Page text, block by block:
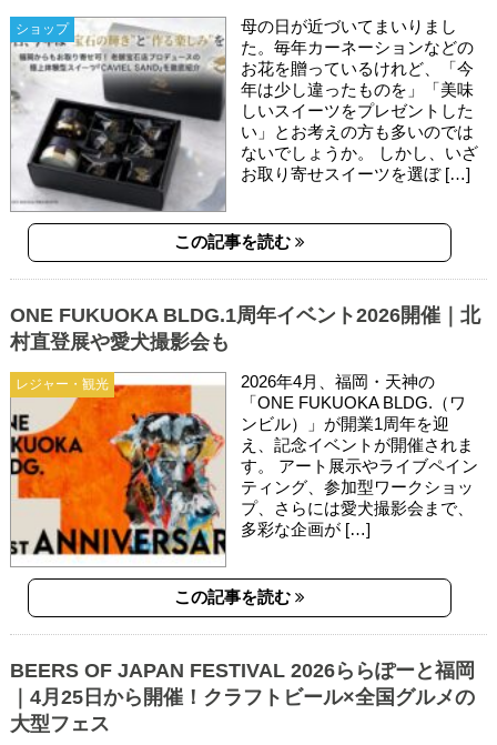
ショップ
母の日が近づいてまいりまし
た。毎年カーネーションなどの
お花を贈っているけれど、「今
年は少し違ったものを」「美味
しいスイーツをプレゼントした
い」とお考えの方も多いのでは
ないでしょうか。 しかし、いざ
お取り寄せスイーツを選ぼ […]
この記事を読む
レジャー・観光
ONE FUKUOKA BLDG.1周年イベント2026開催｜北
村直登展や愛犬撮影会も
2026年4月、福岡・天神の
「ONE FUKUOKA BLDG.（ワ
ンビル）」が開業1周年を迎
え、記念イベントが開催されま
す。 アート展示やライブペイン
ティング、参加型ワークショッ
プ、さらには愛犬撮影会まで、
多彩な企画が […]
この記事を読む
BEERS OF JAPAN FESTIVAL 2026ららぽーと福岡
｜4月25日から開催！クラフトビール×全国グルメの
大型フェス